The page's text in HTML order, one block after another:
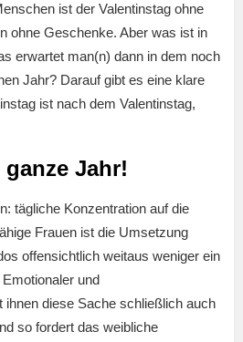
ist der Valentinstag ohne
ohne Geschenke. Aber was ist in
erwartet man(n) dann in dem noch
Jahr? Darauf gibt es eine klare
ist nach dem Valentinstag,
Jahr!
tägliche Konzentration auf die
Frauen ist die Umsetzung
offensichtlich weitaus weniger ein
und
ihnen diese Sache schließlich auch
so fordert das weibliche